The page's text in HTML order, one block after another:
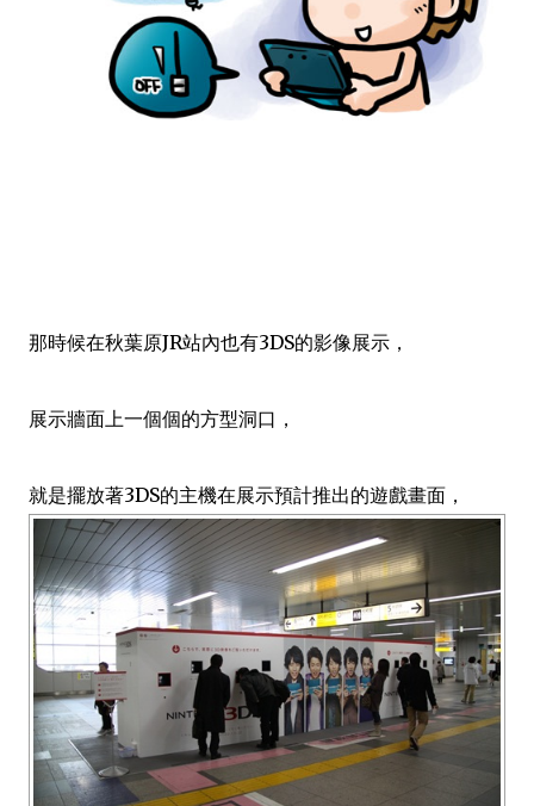
那時候在秋葉原JR站內也有3DS的影像展示，
展示牆面上一個個的方型洞口，
就是擺放著3DS的主機在展示預計推出的遊戲畫面，